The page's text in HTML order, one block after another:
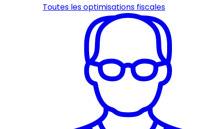
Toutes les optimisations fiscales